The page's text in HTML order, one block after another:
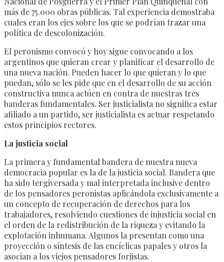
más de 75.000 obras públicas. Tal experiencia demostraba
cuales eran los ejes sobre los que se podrían trazar una
política de descolonización.
El peronismo convocó y hoy sigue convocando a los
argentinos que quieran crear y planificar el desarrollo de
una nueva nación. Pueden hacer lo que quieran y lo que
puedan, sólo se les pide que en el desarrollo de su acción
constructiva nunca actúen en contra de nuestras tres
banderas fundamentales. Ser justicialista no significa estar
afiliado a un partido, ser justicialista es actuar respetando
estos principios rectores.
La justicia social
La primera y fundamental bandera de nuestra nueva
democracia popular es la de la justicia social. Bandera que
ha sido tergiversada y mal interpretada inclusive dentro
de los pensadores peronistas aplicándola exclusivamente a
un concepto de recuperación de derechos para los
trabajadores, resolviendo cuestiones de injusticia social en
el orden de la redistribución de la riqueza y evitando la
explotación inhumana. Algunos la presentan como una
proyección o síntesis de las encíclicas papales y otros la
asocian a los viejos pensadores forjistas.